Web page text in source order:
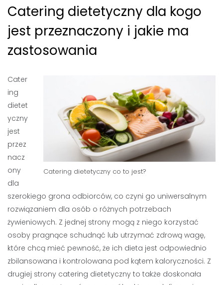
Catering dietetyczny dla kogo
jest przeznaczony i jakie ma
zastosowania
Catering dietetyczny co to jest?
Cater
ing
dietet
yczny
jest
przez
nacz
ony
dla
szerokiego grona odbiorców, co czyni go uniwersalnym
rozwiązaniem dla osób o różnych potrzebach
żywieniowych. Z jednej strony mogą z niego korzystać
osoby pragnące schudnąć lub utrzymać zdrową wagę,
które chcą mieć pewność, że ich dieta jest odpowiednio
zbilansowana i kontrolowana pod kątem kaloryczności. Z
drugiej strony catering dietetyczny to także doskonała